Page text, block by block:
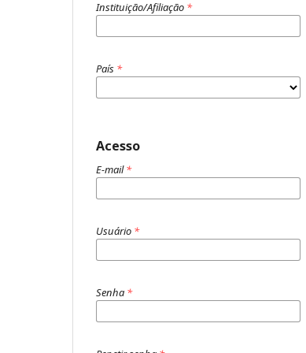
Instituição/Afiliação *
País *
Acesso
E-mail*
Usuário *
Senha *